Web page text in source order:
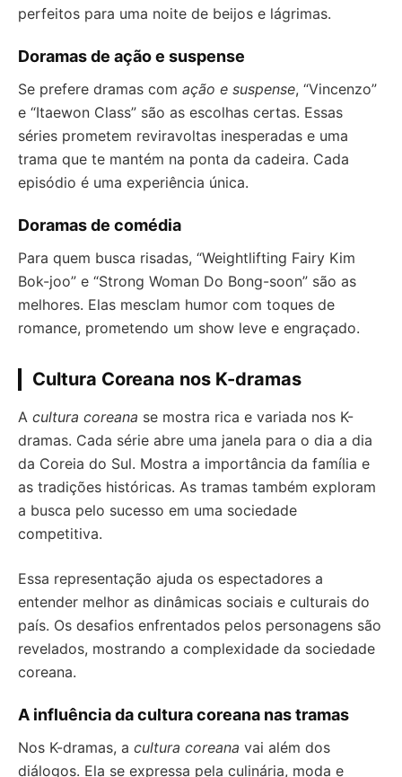
perfeitos para uma noite de beijos e lágrimas.
Doramas de ação e suspense
Se prefere dramas com ação e suspense, “Vincenzo”
e “Itaewon Class” são as escolhas certas. Essas
séries prometem reviravoltas inesperadas e uma
trama que te mantém na ponta da cadeira. Cada
episódio é uma experiência única.
Doramas de comédia
Para quem busca risadas, “Weightlifting Fairy Kim
Bok-joo” e “Strong Woman Do Bong-soon” são as
melhores. Elas mesclam humor com toques de
romance, prometendo um show leve e engraçado.
Cultura Coreana nos K-dramas
A cultura coreana se mostra rica e variada nos K-
dramas. Cada série abre uma janela para o dia a dia
da Coreia do Sul. Mostra a importância da família e
as tradições históricas. As tramas também exploram
a busca pelo sucesso em uma sociedade
competitiva.
Essa representação ajuda os espectadores a
entender melhor as dinâmicas sociais e culturais do
país. Os desafios enfrentados pelos personagens são
revelados, mostrando a complexidade da sociedade
coreana.
A influência da cultura coreana nas tramas
Nos K-dramas, a cultura coreana vai além dos
diálogos. Ela se expressa pela culinária, moda e